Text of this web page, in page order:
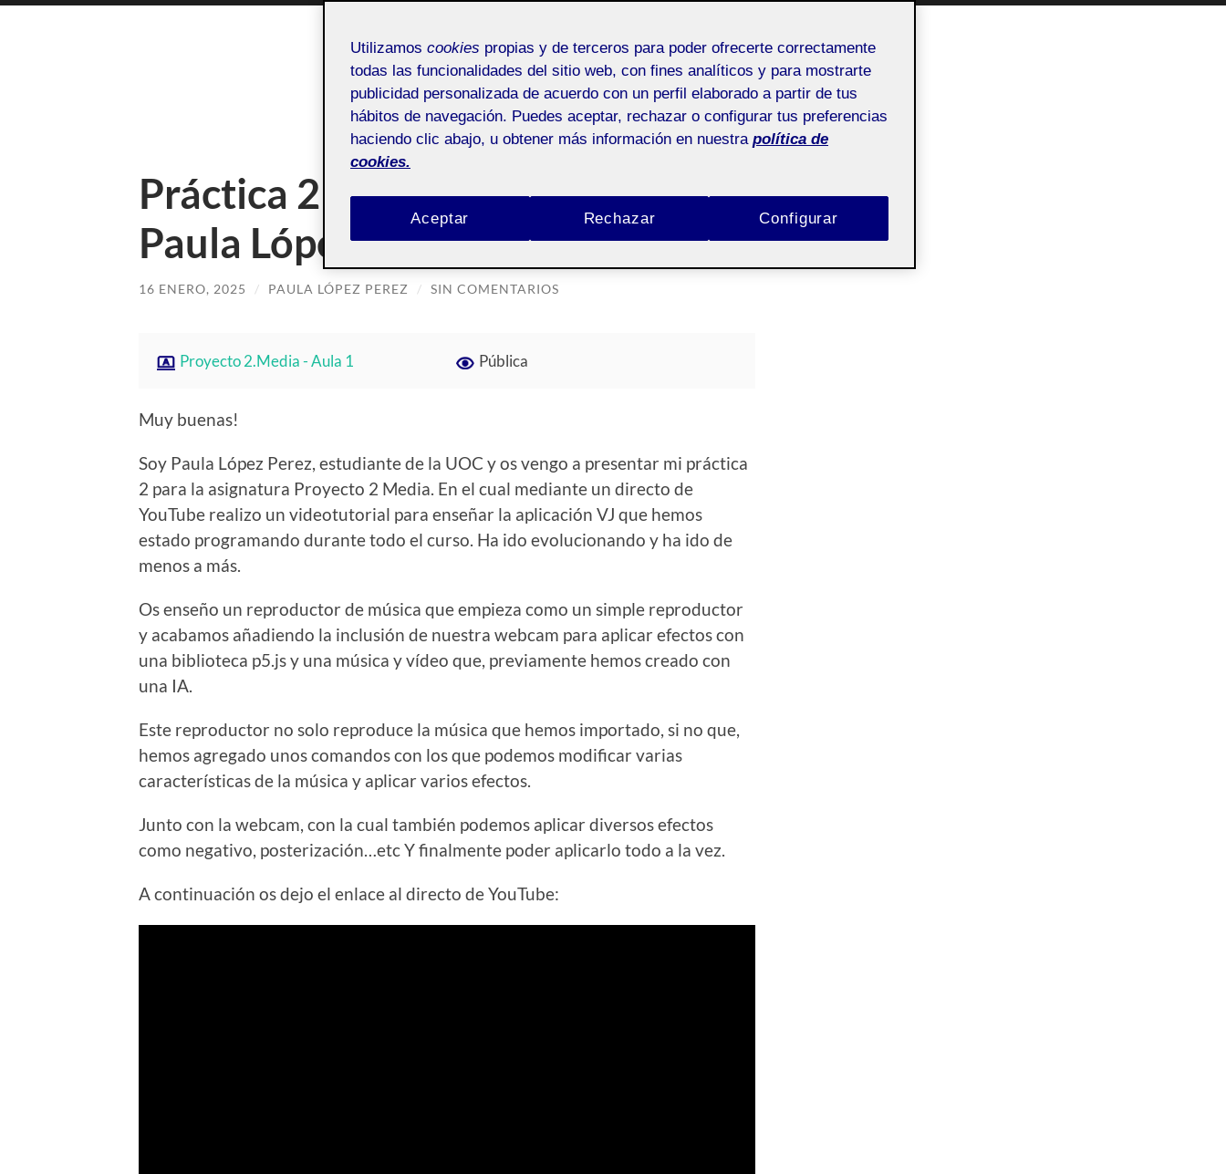
AUTOR: PAULA LÓPEZ PEREZ
Práctica 2 – Proyecto 2 Media
Paula López
16 ENERO, 2025 / PAULA LÓPEZ PEREZ / SIN COMENTARIOS
Proyecto 2.Media - Aula 1 Pública
Muy buenas!
Soy Paula López Perez, estudiante de la UOC y os vengo a presentar mi práctica
2 para la asignatura Proyecto 2 Media. En el cual mediante un directo de
YouTube realizo un videotutorial para enseñar la aplicación VJ que hemos
estado programando durante todo el curso. Ha ido evolucionando y ha ido de
menos a más.
Os enseño un reproductor de música que empieza como un simple reproductor
y acabamos añadiendo la inclusión de nuestra webcam para aplicar efectos con
una biblioteca p5.js y una música y vídeo que, previamente hemos creado con
una IA.
Este reproductor no solo reproduce la música que hemos importado, si no que,
hemos agregado unos comandos con los que podemos modificar varias
características de la música y aplicar varios efectos.
Junto con la webcam, con la cual también podemos aplicar diversos efectos
como negativo, posterización…etc Y finalmente poder aplicarlo todo a la vez.
A continuación os dejo el enlace al directo de YouTube:
Utilizamos cookies propias y de terceros para poder ofrecerte correctamente
todas las funcionalidades del sitio web, con fines analíticos y para mostrarte
publicidad personalizada de acuerdo con un perfil elaborado a partir de tus
hábitos de navegación. Puedes aceptar, rechazar o configurar tus preferencias
haciendo clic abajo, u obtener más información en nuestra política de
cookies.
Rechazar
Aceptar Configurar